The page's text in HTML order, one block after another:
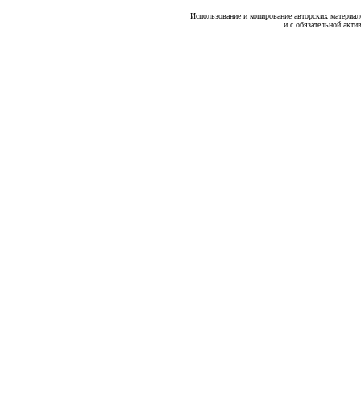
Использование и копирование авторских
и с обязательной